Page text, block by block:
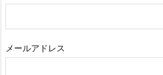
メールアドレス